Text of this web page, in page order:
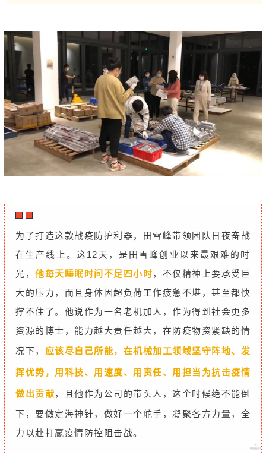
为了打造这款战疫防护利器，田雪峰带领团队日夜奋战
在生产线上。这12天，是田雪峰创业以来最艰难的时
光， 他每天睡眠时间不足四小时，不仅精神上要承受巨
大的压力，而且身体因超负荷工作疲惫不堪，甚至都快
撑不住了。他说作为一名老机加人，作为得到社会更多
资源的博士，能力越大责任越大，在防疫物资紧缺的情
况下， 应该尽自己所能，在机械加工领域坚守阵地、发
挥优势，用科技、用速度、用责任、用担当为抗击疫情
做出贡献，且他作为公司的带头人，这个时候绝不能倒
下，要做定海神针，做好一个舵手，凝聚各方力量，全
力以赴打赢疫情防控阻击战。